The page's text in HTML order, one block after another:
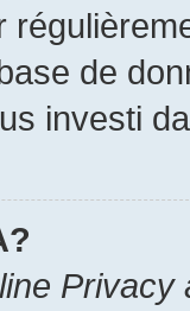
de
investi
Privacy